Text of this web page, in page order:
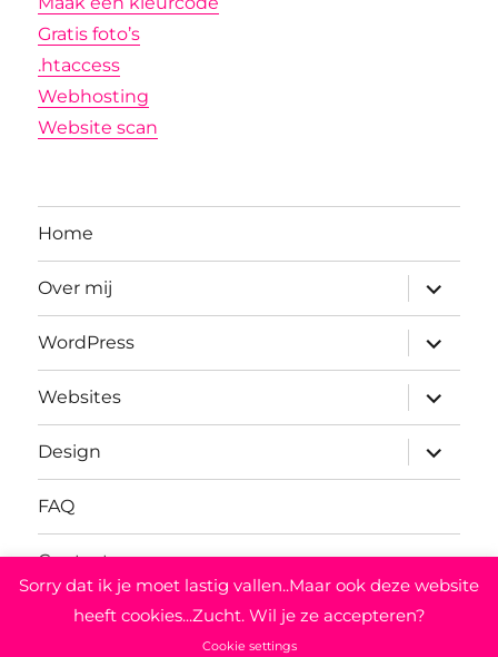
Gratis foto’s
.htaccess
Webhosting
Website scan
Home
Over mij
submenu
WordPress
submenu
Websites
submenu
Design
submenu
FAQ
Contact
Sorry dat ik je moet lastig vallen..Maar ook deze website
heeft cookies...Zucht. Wil je ze accepteren?
Cookie settings